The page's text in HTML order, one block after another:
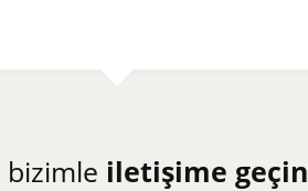
bizimle iletişime geçin